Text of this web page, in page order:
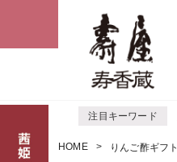
注目キーワード
HOME りんご酢ギフト